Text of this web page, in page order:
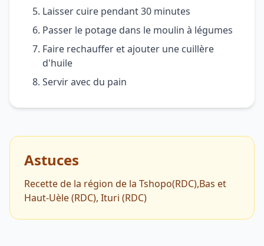
Laisser cuire pendant 30 minutes
Passer le potage dans le moulin à légumes
Faire rechauffer et ajouter une cuillère
d'huile
Servir avec du pain
Astuces
Recette de la région de la Tshopo(RDC),Bas et
Haut-Uèle (RDC), Ituri (RDC)